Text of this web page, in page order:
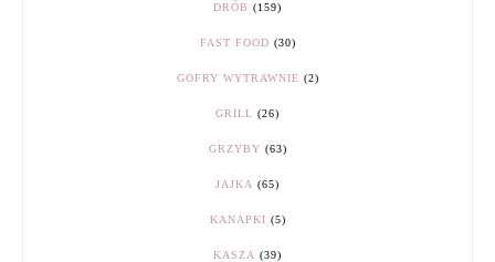
DRÓB (159)
FAST FOOD (30)
GOFRY WYTRAWNIE (2)
GRILL (26)
GRZYBY (63)
JAJKA (65)
KANAPKI (5)
KASZA (39)